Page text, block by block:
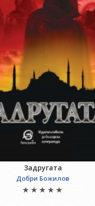
Задругата
Добри Божилов